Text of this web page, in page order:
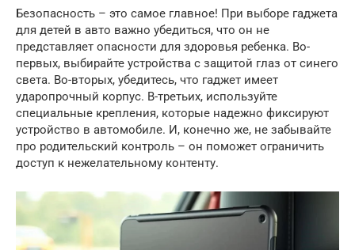
Безопасность – это самое главное! При выборе гаджета
для детей в авто важно убедиться, что он не
представляет опасности для здоровья ребенка. Во-
первых, выбирайте устройства с защитой глаз от синего
света. Во-вторых, убедитесь, что гаджет имеет
ударопрочный корпус. В-третьих, используйте
специальные крепления, которые надежно фиксируют
устройство в автомобиле. И, конечно же, не забывайте
про родительский контроль – он поможет ограничить
доступ к нежелательному контенту.